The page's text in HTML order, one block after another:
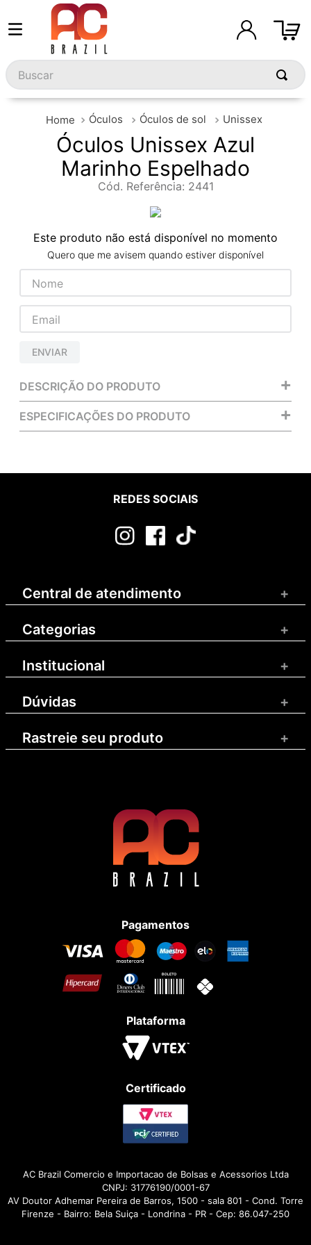
Buscar
Óculos Óculos de sol Unissex
Óculos Unissex Azul
Marinho Espelhado
Cód. Referência: 2441
Este produto não está disponível no momento
Quero que me avisem quando estiver disponível
ENVIAR
DESCRIÇÃO DO PRODUTO +
ESPECIFICAÇÕES DO PRODUTO +
REDES SOCIAIS
Central de atendimento +
Categorias +
Institucional +
Dúvidas +
Rastreie seu produto +
Pagamentos
Plataforma
Certificado
AC Brazil Comercio e Importacao de Bolsas e Acessorios Ltda
CNPJ: 31776190/0001-67
AV Doutor Adhemar Pereira de Barros, 1500 - sala 801 - Cond. Torre
Firenze - Bairro: Bela Suiça - Londrina - PR - Cep: 86.047-250